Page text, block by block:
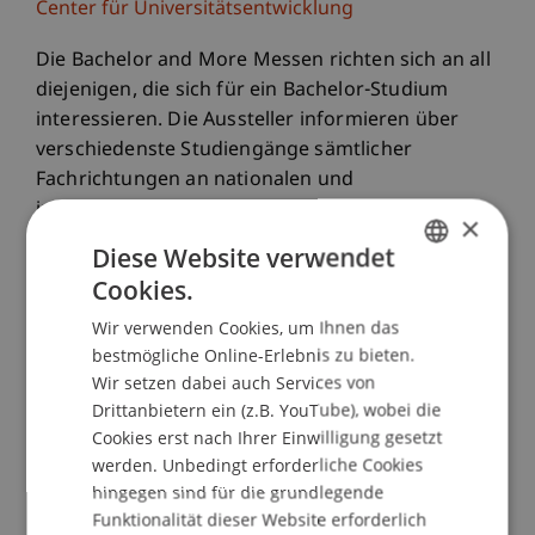
Center für Universitätsentwicklung
Die Bachelor and More Messen richten sich an all
diejenigen, die sich für ein Bachelor-Studium
interessieren. Die Aussteller informieren über
verschiedenste Studiengänge sämtlicher
Fachrichtungen an nationalen und
internationalen Hochschulen. Neben den
Vorträge zu allen allgemeinen Themen rund ums
Studium.
Wir von der Universität Liechtenstein sind auch
dabei! Im Gespräch mit uns kannst du dich über
unsere Bachelor Programme in
Betriebswirtschaftslehre und Architektur
informieren.
×
Diese Website verwendet
Cookies.
Wir verwenden Cookies, um Ihnen das
bestmögliche Online-Erlebnis zu bieten.
Wir setzen dabei auch Services von
Drittanbietern ein (z.B. YouTube), wobei die
Cookies erst nach Ihrer Einwilligung gesetzt
werden. Unbedingt erforderliche Cookies
hingegen sind für die grundlegende
Funktionalität dieser Website erforderlich